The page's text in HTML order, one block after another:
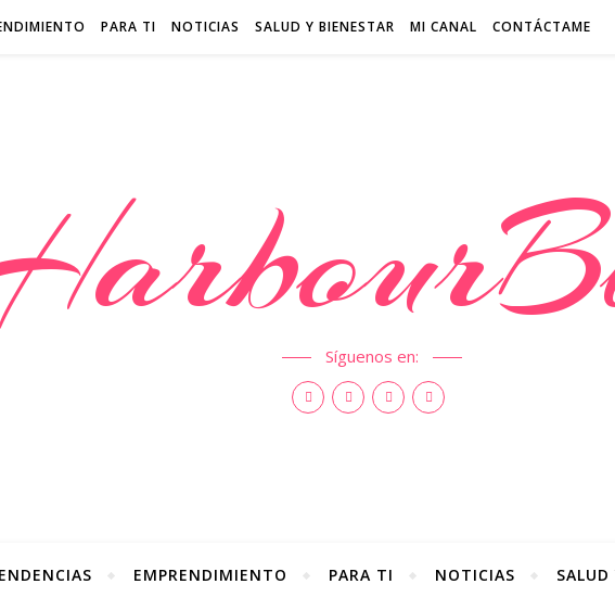
PARA TI NOTICIAS SALUD Y BIENESTAR MI CANAL CONTÁCTAME
Síguenos en:
EMPRENDIMIENTO PARA TI NOTICIAS